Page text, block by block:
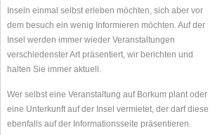
Inseln einmal selbst erleben möchten, sich aber vor
dem besuch ein wenig Informieren möchten. Auf der
Insel werden immer wieder Veranstaltungen
verschiedenster Art präsentiert, wir berichten und
halten Sie immer aktuell.
Wer selbst eine Veranstaltung auf Borkum plant oder
eine Unterkunft auf der Insel vermietet, der darf diese
ebenfalls auf der Informationsseite präsentieren.